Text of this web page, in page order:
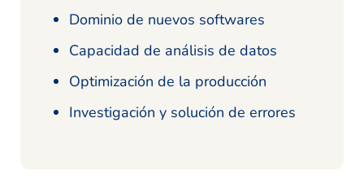
Dominio de nuevos softwares
Capacidad de análisis de datos
Optimización de la producción
Investigación y solución de errores